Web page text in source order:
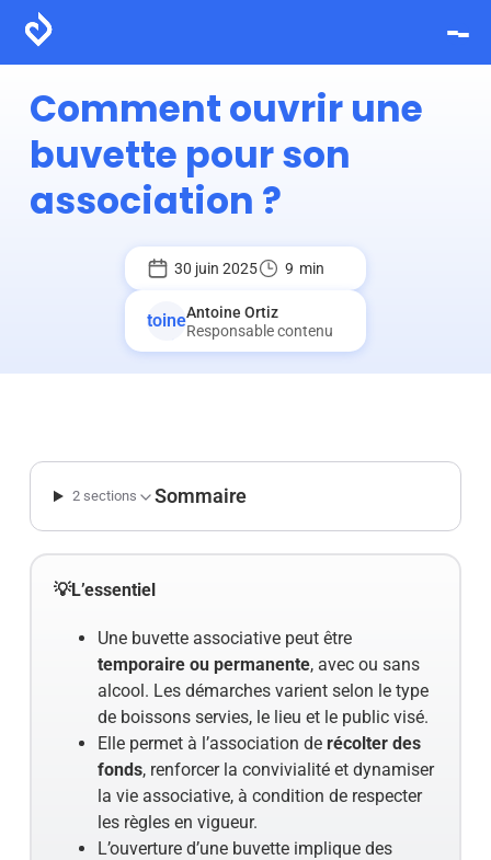
Comment ouvrir une
buvette pour son
association ?
30 juin 2025 9 min
Antoine Ortiz
Responsable contenu
2 sections Sommaire
💡L’essentiel
Une buvette associative peut être
temporaire ou permanente, avec ou sans
alcool. Les démarches varient selon le type
de boissons servies, le lieu et le public visé.
Elle permet à l’association de récolter des
fonds, renforcer la convivialité et dynamiser
la vie associative, à condition de respecter
les règles en vigueur.
L’ouverture d’une buvette implique des